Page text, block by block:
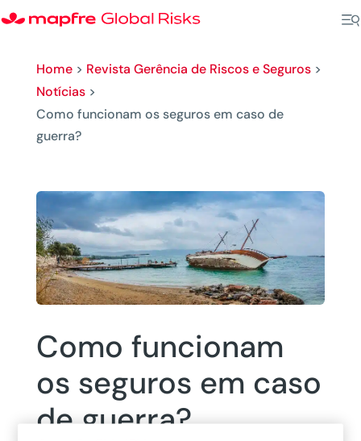
Home> Revista Gerência de Riscos e Seguros>
Notícias>
Como funcionam os seguros em caso de
guerra?
Como funcionam
os seguros em caso
de guerra?